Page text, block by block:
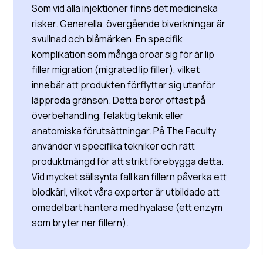
Som vid alla injektioner finns det medicinska
risker. Generella, övergående biverkningar är
svullnad och blåmärken. En specifik
komplikation som många oroar sig för är lip
filler migration (migrated lip filler), vilket
innebär att produkten förflyttar sig utanför
läppröda gränsen. Detta beror oftast på
överbehandling, felaktig teknik eller
anatomiska förutsättningar. På The Faculty
använder vi specifika tekniker och rätt
produktmängd för att strikt förebygga detta.
Vid mycket sällsynta fall kan fillern påverka ett
blodkärl, vilket våra experter är utbildade att
omedelbart hantera med hyalase (ett enzym
som bryter ner fillern).